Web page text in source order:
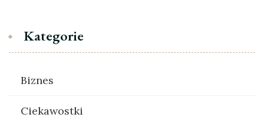
Kategorie
Biznes
Ciekawostki